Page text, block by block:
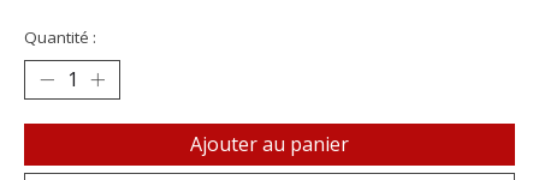
Quantité :
Ajouter au panier